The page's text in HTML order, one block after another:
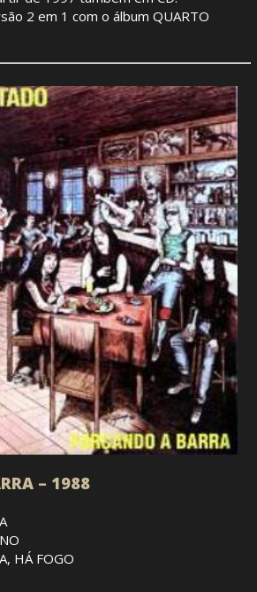
2 em 1 com o álbum QUARTO
– 1988
HÁ FOGO